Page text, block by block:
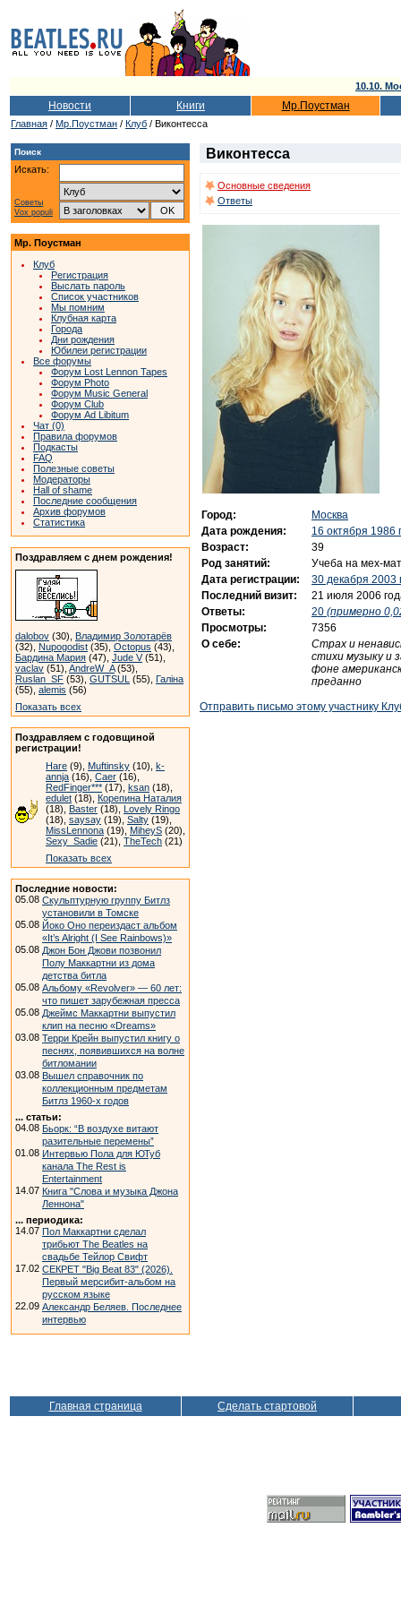
10.10.
Новости Книги Мр.Поустман
Главная / Мр.Поустман / Клуб / Виконтесса
Поиск
Искать:
Советы
Vox populi
Мр. Поустман
Клуб
Регистрация
Выслать пароль
Список участников
Мы помним
Клубная карта
Города
Дни рождения
Юбилеи регистрации
Все форумы
Форум Lost Lennon Tapes
Форум Photo
Форум Music General
Форум Club
Форум Ad Libitum
Чат (0)
Правила форумов
Подкасты
FAQ
Полезные советы
Модераторы
Hall of shame
Последние сообщения
Архив форумов
Статистика
Поздравляем с днем рождения!
dalobov (30), Владимир Золотарёв
(32), Nupogodist (35), Octopus (43),
Бардина Мария (47), Jude V(51),
vaclav (51), AndreW_A(53),
Ruslan_SF (53), GUTSUL (55), Галіна
(55), alemis (56)
Показать всех
Поздравляем с годовщиной
регистрации!
Hare (9), Muftinsky (10), k-
annja (16), Caer (16),
RedFinger*** (17), ksan (18),
edulet (18), Корепина Наталия
(18), Baster (18), Lovely Ringo
(18), saysay (19), Salty (19),
MissLennona (19), MiheyS (20),
Sexy_Sadie (21), TheTech (21)
Показать всех
Последние новости:
05.08 Скульптурную группу Битлз
установили в Томске
05.08 Йоко Оно переиздаст альбом
«It’s Alright (I See Rainbows)»
05.08 Джон Бон Джови позвонил
Полу Маккартни из дома
детства битла
05.08 Альбому «Revolver» — 60 лет:
что пишет зарубежная пресса
05.08 Джеймс Маккартни выпустил
клип на песню «Dreams»
03.08 Терри Крейн выпустил книгу о
песнях, появившихся на волне
битломании
03.08 Вышел справочник по
коллекционным предметам
Битлз 1960-х годов
... статьи:
04.08 Бьорк: “В воздухе витают
разительные перемены”
01.08 Интервью Пола для ЮТуб
канала The Rest is
Entertainment
14.07 Книга "Слова и музыка Джона
Леннона"
... периодика:
14.07 Пол Маккартни сделал
трибьют The Beatles на
свадьбе Тейлор Свифт
17.02 СЕКРЕТ "Big Beat 83" (2026).
Первый мерсибит-альбом на
русском языке
22.09 Александр Беляев. Последнее
интервью
Виконтесса
Основные сведения
Ответы
Город:
Москва
Дата рождения:
16 октября 1986
Возраст:
39
Род занятий:
Учеба на мех-
Дата регистрации:
30 декабря 2003
Последний визит:
21 июля 2006
Ответы:
20 (примерно
Просмотры:
7356
О себе:
Страх и
стихи музыку и
фоне
преданно
Отправить письмо этому участнику
Главная страница Сделать стартовой